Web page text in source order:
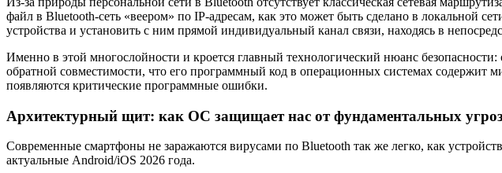
файл в Bluetooth-сеть «веером» по IP-адресам, как это может быть сделано в локальной
устройства и установить с ним прямой индивидуальный канал связи, находясь в
Именно в этой многослойности и кроется главный технологический нюанс
обратной совместимости, что его программный код в операционных системах
появляются критические программные ошибки.
Архитектурный щит: как ОС защищает нас от фундаментальных
Современные смартфоны не заражаются вирусами по Bluetooth так же легко, как
актуальные Android/iOS 2026 года.